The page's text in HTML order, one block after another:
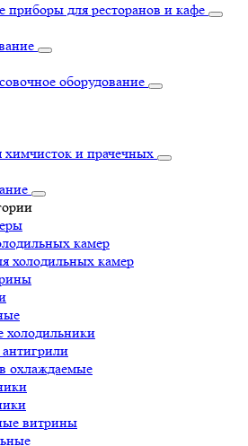
приборы для ресторанов и кафе
оборудование
химчисток и прачечных
камер
холодильных камер
охлаждаемые
витрины